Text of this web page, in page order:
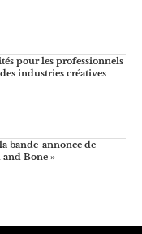
pour les professionnels
industries créatives
bande-annonce de
Bone »